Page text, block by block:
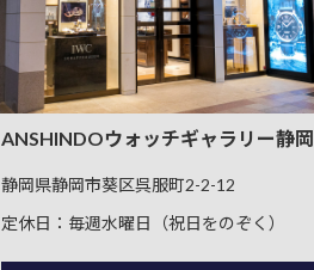
ANSHINDOウォッチギャラリー静岡
静岡県静岡市葵区呉服町2-2-12
定休日：毎週水曜日（祝日をのぞく）